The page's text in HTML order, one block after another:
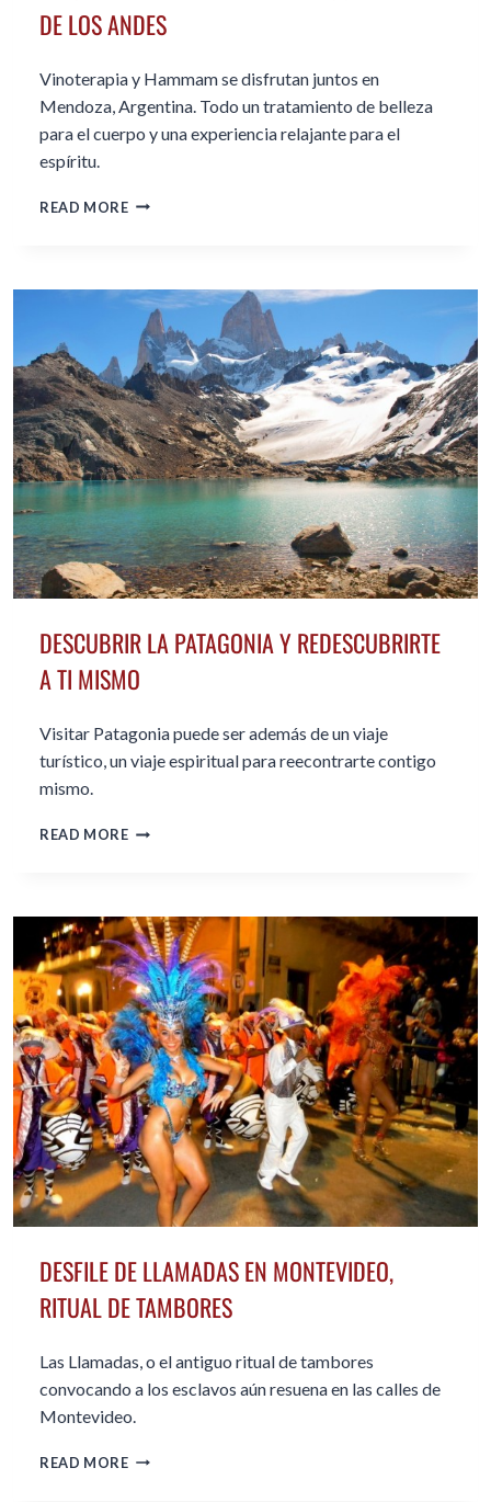
DE LOS ANDES
Vinoterapia y Hammam se disfrutan juntos en
Mendoza, Argentina. Todo un tratamiento de belleza
para el cuerpo y una experiencia relajante para el
espíritu.
READ MOREVINOTERAPIA
LA
CORDILLERA
DE
LOS
ANDES
DESCUBRIR LA PATAGONIA Y REDESCUBRIRTE
A TI MISMO
Visitar Patagonia puede ser además de un viaje
turístico, un viaje espiritual para reecontrarte contigo
mismo.
READ MOREDESCUBRIR
REDESCUBRIRTE
A
TI
MISMO
DESFILE DE LLAMADAS EN MONTEVIDEO,
RITUAL DE TAMBORES
Las Llamadas, o el antiguo ritual de tambores
convocando a los esclavos aún resuena en las calles de
Montevideo.
READ MOREDESFILE